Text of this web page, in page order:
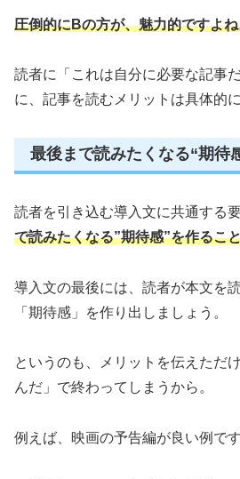
圧倒的にBの方が、魅力的ですよ
読者に「これは自分に必要な記事
に、記事を読むメリットは具体的
最後まで読みたくなる“期待
読者を引き込む導入文に共通する
で読みたくなる”期待感”を作るこ
導入文の最後には、読者が本文を
「期待感」を作り出しましょう。
というのも、メリットを伝えただ
んだ」で終わってしまうから。
例えば、映画の予告編が良い例です